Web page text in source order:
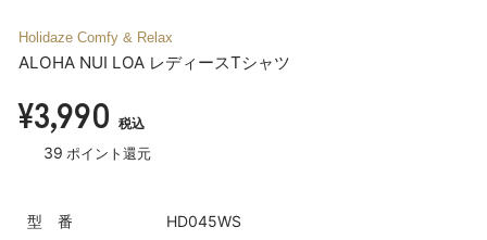
Holidaze Comfy & Relax
ALOHA NUI LOA レディースTシャツ
¥3,990 税込
39 ポイント還元
型 番 HD045WS